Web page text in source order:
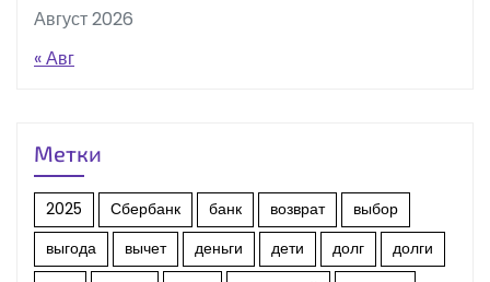
Август 2026
« Авг
Метки
2025 Сбербанк банк возврат
выбор
выгода
вычет деньги дети долг
долги